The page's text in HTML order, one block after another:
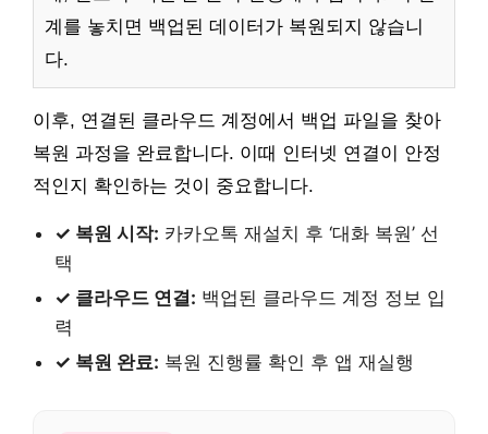
계를 놓치면 백업된 데이터가 복원되지 않습니
다.
이후, 연결된 클라우드 계정에서 백업 파일을 찾아
복원 과정을 완료합니다. 이때 인터넷 연결이 안정
적인지 확인하는 것이 중요합니다.
✓ 복원 시작: 카카오톡 재설치 후 ‘대화 복원’ 선
택
✓ 클라우드 연결: 백업된 클라우드 계정 정보 입
력
✓ 복원 완료: 복원 진행률 확인 후 앱 재실행